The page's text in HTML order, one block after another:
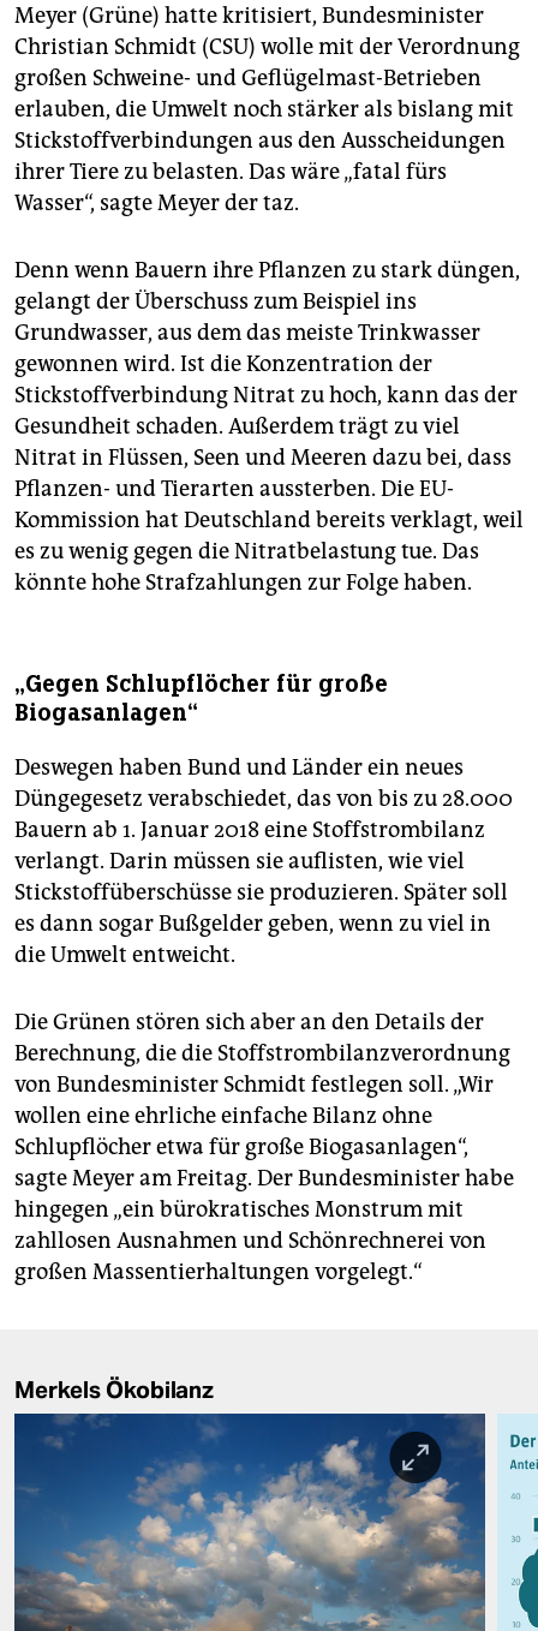
Meyer (Grüne) hatte kritisiert, Bundesminister
Christian Schmidt (CSU) wolle mit der Verordnung
großen Schweine- und Geflügelmast-Betrieben
erlauben, die Umwelt noch stärker als bislang mit
Stickstoffverbindungen aus den Ausscheidungen
ihrer Tiere zu belasten. Das wäre „fatal fürs
Wasser“, sagte Meyer der taz.
Denn wenn Bauern ihre Pflanzen zu stark düngen,
gelangt der Überschuss zum Beispiel ins
Grundwasser, aus dem das meiste Trinkwasser
gewonnen wird. Ist die Konzentration der
Stickstoffverbindung Nitrat zu hoch, kann das der
Gesundheit schaden. Außerdem trägt zu viel
Nitrat in Flüssen, Seen und Meeren dazu bei, dass
Pflanzen- und Tierarten aussterben. Die EU-
Kommission hat Deutschland bereits verklagt, weil
es zu wenig gegen die Nitratbelastung tue. Das
könnte hohe Strafzahlungen zur Folge haben.
„Gegen Schlupflöcher für große
Biogasanlagen“
Deswegen haben Bund und Länder ein neues
Düngegesetz verabschiedet, das von bis zu 28.000
Bauern ab 1. Januar 2018 eine Stoffstrombilanz
verlangt. Darin müssen sie auflisten, wie viel
Stickstoffüberschüsse sie produzieren. Später soll
es dann sogar Bußgelder geben, wenn zu viel in
die Umwelt entweicht.
Die Grünen stören sich aber an den Details der
Berechnung, die die Stoffstrombilanzverordnung
von Bundesminister Schmidt festlegen soll. „Wir
wollen eine ehrliche einfache Bilanz ohne
Schlupflöcher etwa für große Biogasanlagen“,
sagte Meyer am Freitag. Der Bundesminister habe
hingegen „ein bürokratisches Monstrum mit
zahllosen Ausnahmen und Schönrechnerei von
großen Massentierhaltungen vorgelegt.“
Merkels Ökobilanz